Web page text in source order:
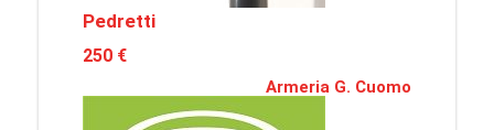
Pedretti
250 €
Armeria G. Cuomo